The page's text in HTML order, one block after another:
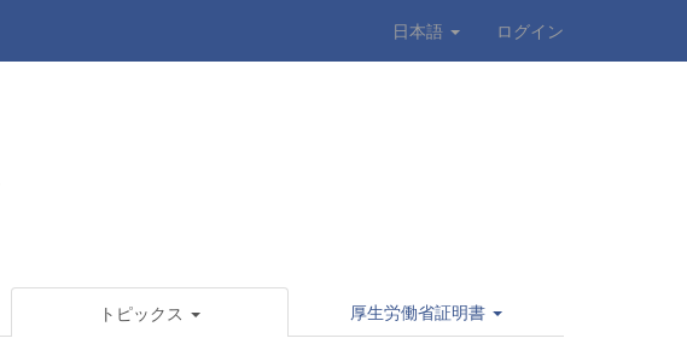
日本語 ログイン
トピックス 厚生労働省証明書